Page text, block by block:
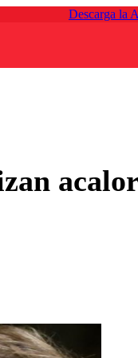
Descarga la